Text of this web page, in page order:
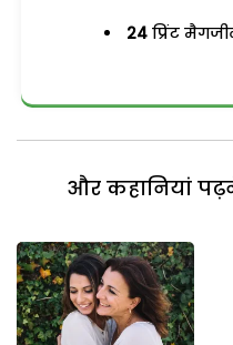
24 प्रिंट
और कहानियां